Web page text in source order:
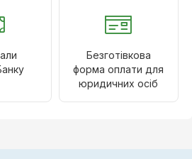
Безготівкова
форма оплати для
юридичних осіб